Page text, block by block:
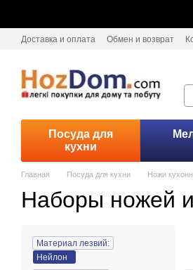
Доставка и оплата Обмен и возврат
Посуда для
кухни
Главная Посуда для кухни Ножи
Наборы ножей
Материал лезвий:
Нейлон